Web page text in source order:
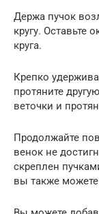
Держа пучок
кругу. Оставьте
круга.
Крепко
протяните
веточки и
Продолжайте
венок не
скреплен
вы также можете